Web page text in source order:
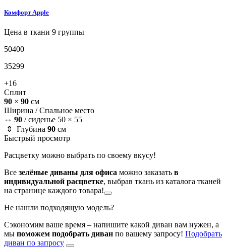
Комфорт Apple
Цена в ткани 9 группы
50400
35299
+16
Сплит
90 × 90 см
Ширина /Спальное место
⇔ 90 /сиденье 50 × 55
⇕ Глубина 90 см
Быстрый просмотр
Расцветку можно выбрать по своему вкусу!
Все зелёные диваны для офиса можно заказать в
индивидуальной расцветке, выбрав ткань из каталога тканей
на странице каждого товара!
Не нашли подходящую модель?
Сэкономим ваше время – напишите какой диван вам нужен, а
мы поможем подобрать диван по вашему запросу! Подобрать
диван по запросу